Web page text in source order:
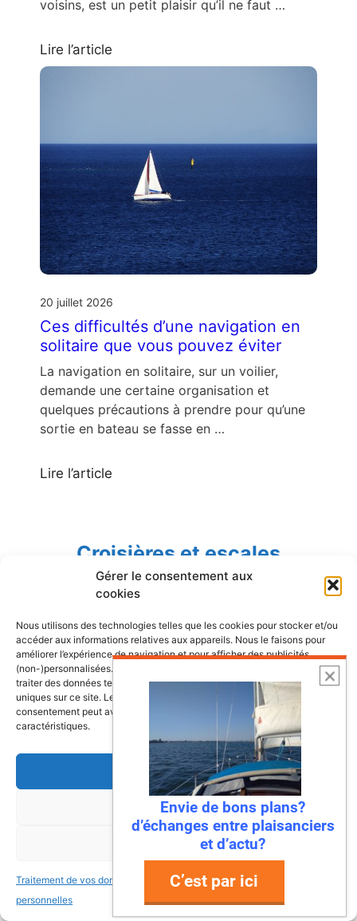
Gérer le consentement aux
cookies
Nous utilisons des technologies telles que les cookies pour stocker et/ou
accéder aux informations relatives aux appareils. Nous le faisons pour
améliorer l’expérience de navigation et pour afficher des publicités
(non-)personnalisées. Consentir à ces technologies nous autorisera à
traiter des données telles que le comportement de navigation ou les ID
uniques sur ce site. Le fait de ne pas consentir ou de retirer son
consentement peut avoir un effet négatif sur certaines fonctonnalités et
caractéristiques.
Accepter
Refuser
Voir les préférences
Traitement de vos données
personnelles
Traitement de vos données
personnelles
voisins, est un petit plaisir qu’il ne faut …
Lire l’article
20 juillet 2026
Ces difficultés d’une navigation en
solitaire que vous pouvez éviter
La navigation en solitaire, sur un voilier,
demande une certaine organisation et
quelques précautions à prendre pour qu’une
sortie en bateau se fasse en …
Lire l’article
Croisières et escales
Les plus belles escales et croisières de
6 août 2026
Envie de fraicheur ? Larguez les
Envie de bons plans?
d’échanges entre plaisanciers
et d’actu?
C’est par ici